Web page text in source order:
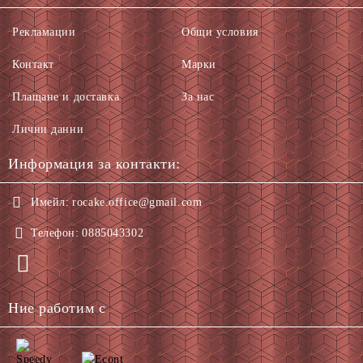
Рекламации
Контакт
Плащане и доставка
Лични данни
Общи условия
Марки
За нас
Информация за контакти:
Имейл: rocake.office@gmail.com
Телефон: 0885043302
Ние работим с